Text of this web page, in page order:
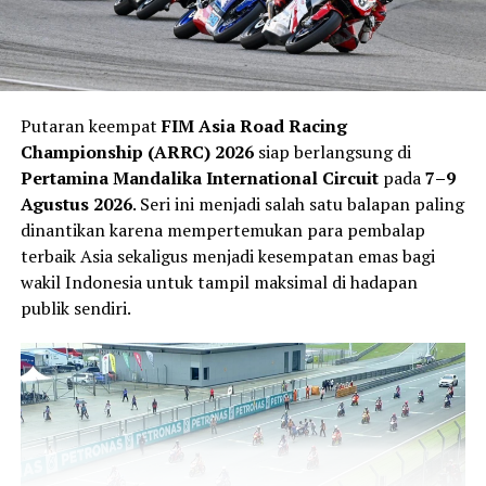
Veda mengaku jeda musim dimanfaatkannya untuk
memulihkan kondisi fisik sekaligus mempersiapkan diri
menghadapi paruh kedua musim. Ia merasa hasil positif
di Sachsenring memberikan tambahan kepercayaan diri
“Balapan terakhir di Jerman memberi saya lebih banyak
kepercayaan diri karena kami kembali menunjukkan
kecepatan yang bagus dan mencetak poin penting.
Putaran keempatFIM Asia Road Racing
Championship (ARRC) 2026siap berlangsung di
Pertamina Mandalika International Circuitpada7–9
Agustus 2026. Seri ini menjadi salah satu balapan paling
dinantikan karena mempertemukan para pembalap
terbaik Asia sekaligus menjadi kesempatan emas bagi
wakil Indonesia untuk tampil maksimal di hadapan
publik sendiri.